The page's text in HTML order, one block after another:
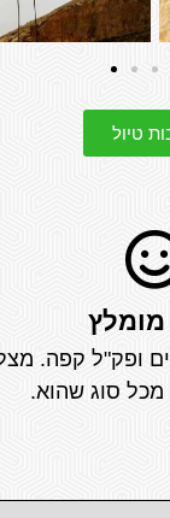
טיול
מומלץ
ופק"ל קפה.
סוג שהוא.